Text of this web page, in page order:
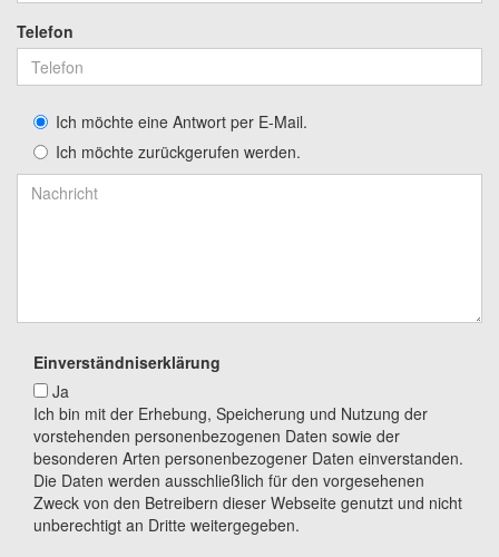
Telefon
Ich möchte eine Antwort per E-Mail.
Ich möchte zurückgerufen werden.
Einverständniserklärung
Ja
Ich bin mit der Erhebung, Speicherung und Nutzung der
vorstehenden personenbezogenen Daten sowie der
besonderen Arten personenbezogener Daten einverstanden.
Die Daten werden ausschließlich für den vorgesehenen
Zweck von den Betreibern dieser Webseite genutzt und nicht
unberechtigt an Dritte weitergegeben.